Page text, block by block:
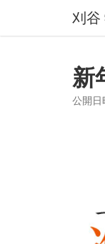
刈谷
新
公開日